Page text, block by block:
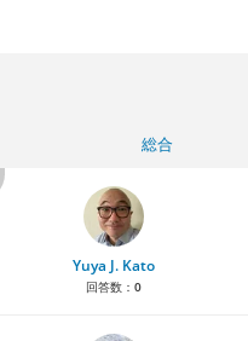
総合
Yuya J. Kato
回答数： 0